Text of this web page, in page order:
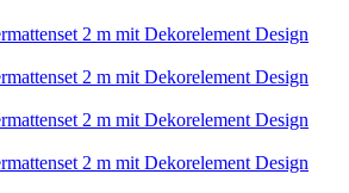
2 m mit Dekorelement Design
2 m mit Dekorelement Design
2 m mit Dekorelement Design
2 m mit Dekorelement Design